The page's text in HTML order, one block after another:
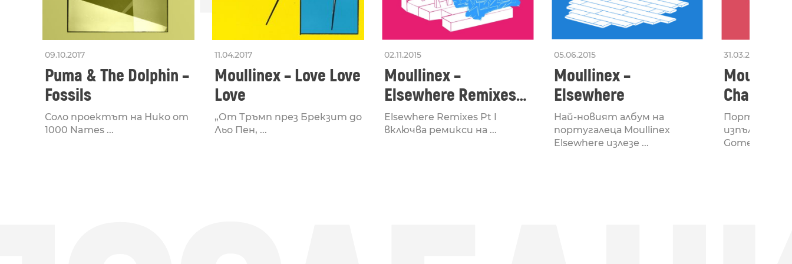
09.10.2017
Puma & The Dolphin –
Fossils
Соло проектът на Нико от
1000 Names ...
11.04.2017
Moullinex – Love Love
Love
„От Тръмп през Брекзит до
Льо Пен, ...
02.11.2015
Moullinex –
Elsewhere Remixes
Pt I
Elsewhere Remixes Pt I
включва ремикси на ...
05.06.2015
Moullinex –
Elsewhere
Най-новият албум на
португалеца Moullinex
Elsewhere излезе ...
31.03.2015
Moullinex
Chance
изпълнител
Gomes aka ...